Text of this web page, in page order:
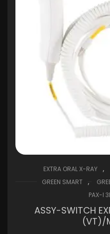
EXTRA ORAL X-RAY ,
GREEN SMART ,
PAX-I
ASSY-SWITCH
(VT)/